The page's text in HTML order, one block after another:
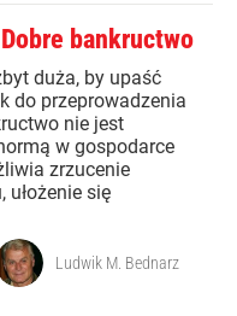
bankructwo
duża, by upaść
do przeprowadzenia
nie jest
w gospodarce
zrzucenie
się
Ludwik M. Bednarz